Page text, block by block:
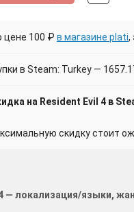
цене 100 ₽ в магазине plati,
в Steam: Turkey —
на Resident Evil 4 в
скидку стоит
— локализация/языки,